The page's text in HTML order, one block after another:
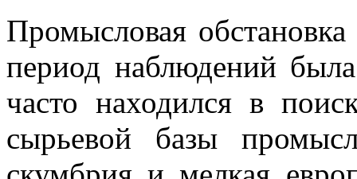
Промысловая
период наблюдений
часто находился в
сырьевой базы